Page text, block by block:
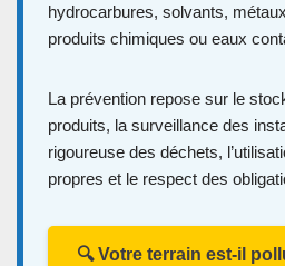
hydrocarbures, solvants,
produits chimiques ou eaux
La prévention repose sur le
produits, la surveillance des
rigoureuse des déchets,
propres et le respect des
🔍 Votre terrain est-il